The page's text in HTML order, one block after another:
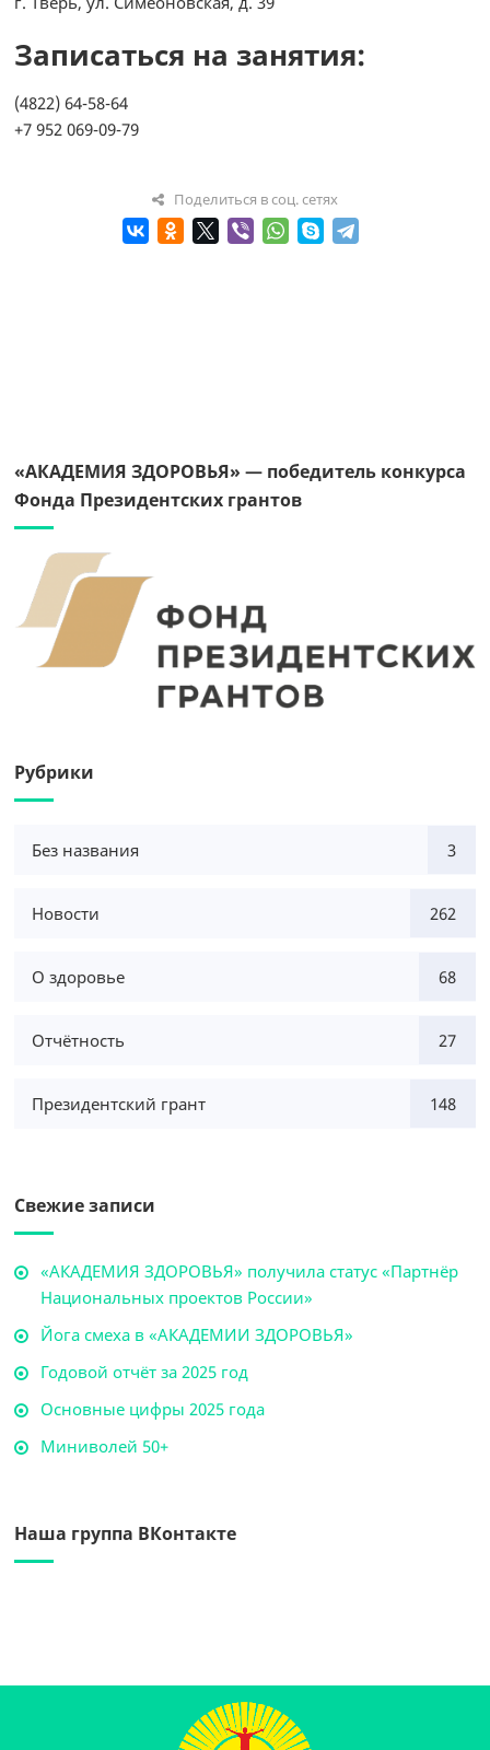
Записаться на занятия:
(4822) 64-58-64
+7 952 069-09-79
Поделиться в соц. сетях
«АКАДЕМИЯ ЗДОРОВЬЯ» — победитель конкурса
Фонда Президентских грантов
Рубрики
Без названия 3
Новости 262
О здоровье 68
Отчётность 27
Президентский грант 148
Свежие записи
«АКАДЕМИЯ ЗДОРОВЬЯ» получила статус «Партнёр
Национальных проектов России»
Йога смеха в «АКАДЕМИИ ЗДОРОВЬЯ»
Годовой отчёт за 2025 год
Основные цифры 2025 года
Миниволей 50+
Наша группа ВКонтакте